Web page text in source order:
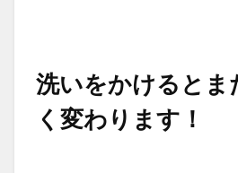
洗いをかけるとま
く変わります！